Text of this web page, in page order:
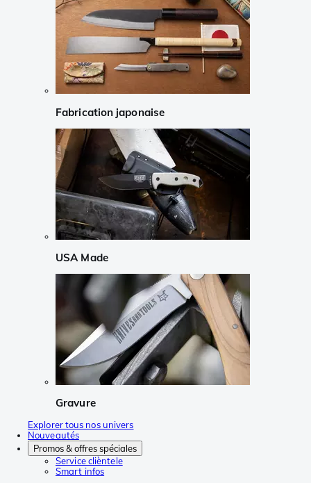
Fabrication japonaise
USA Made
Gravure
Explorer tous nos univers
Nouveautés
Promos & offres spéciales
Service clièntele
Smart infos